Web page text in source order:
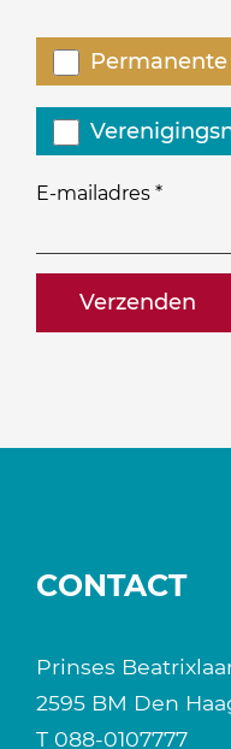
E-mailadres *
naam@bedrijf.nl
Welke
nieuwsbrieven
zou
je
willen
CONTACT
Prinses
2595 BM Den
T 088-0107777